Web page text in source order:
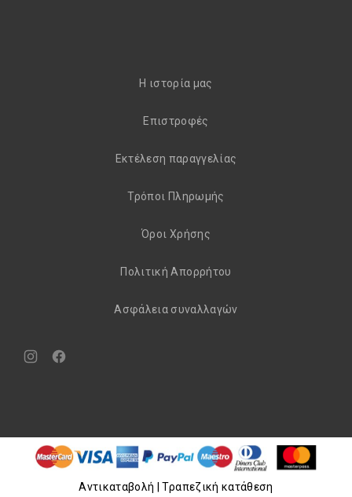
H ιστορία μας
Eπιστροφές
Εκτέλεση παραγγελίας
Τρόποι Πληρωμής
Όροι Χρήσης
Πολιτική Απορρήτου
Aσφάλεια συναλλαγών
Νέο
Νέο
Aντικαταβολή | Τραπεζική κατάθεση